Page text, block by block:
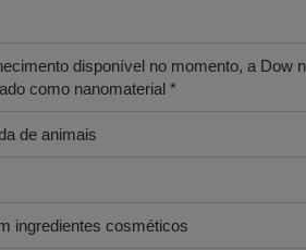
disponível no momento, a Dow
como nanomaterial *
de animais
ingredientes cosméticos